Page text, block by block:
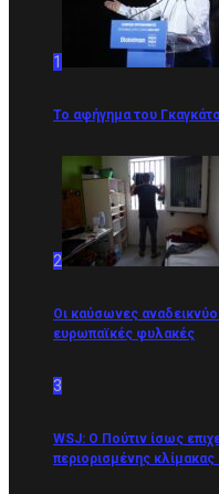
1
Το αφήγημα του
2
Οι καύσωνες
ευρωπαϊκές φυλακές
3
WSJ: Ο Πούτιν ίσως
περιορισμένης